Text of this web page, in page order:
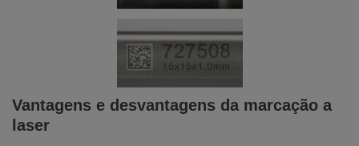
Vantagens e desvantagens da marcação a
laser